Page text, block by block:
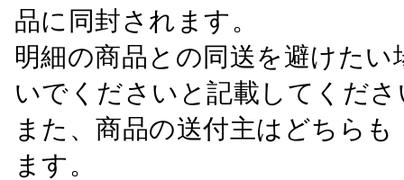
品に同封されます。
明細の商品との同送を避けた
いでくださいと記載してくださ
また、商品の送付主はどちら
ます。